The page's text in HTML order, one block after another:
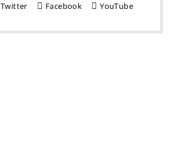
Twitter Facebook YouTube